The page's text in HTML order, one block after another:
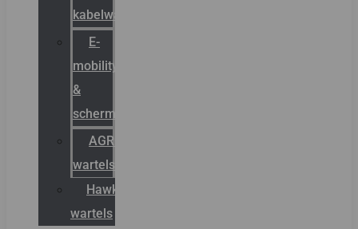
kabelwartels
E-
mobility
&
schermstromen
AGRO
wartels
Hawke
wartels